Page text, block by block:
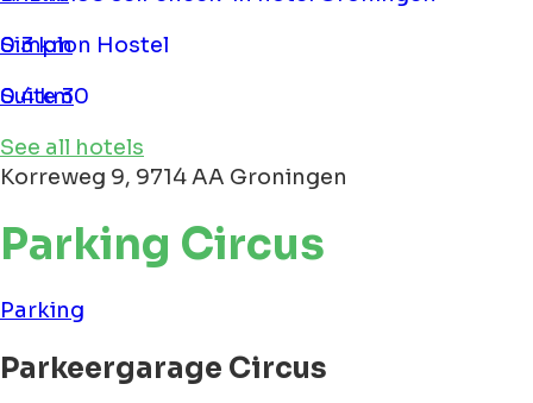
Simplon Hostel
0.3 km
Suite 30
0.4 km
See all hotels
Korreweg 9, 9714 AA Groningen
Parking Circus
Parking
Parkeergarage Circus